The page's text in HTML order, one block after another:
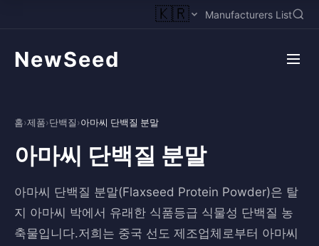
🇰🇷 Manufacturers List
NewSeed
홈›제품›단백질›아마씨 단백질 분말
아마씨 단백질 분말
아마씨 단백질 분말(Flaxseed Protein Powder)은 탈
지 아마씨 박에서 유래한 식품등급 식물성 단백질 농
축물입니다.저희는 중국 선도 제조업체로부터 아마씨